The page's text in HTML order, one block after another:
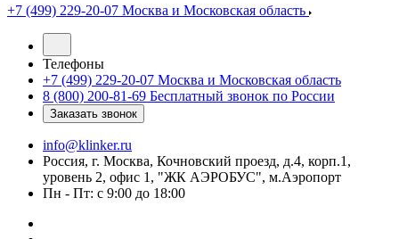
+7 (499) 229-20-07 Москва и Московская область
Телефоны
+7 (499) 229-20-07 Москва и Московская область
8 (800) 200-81-69 Бесплатный звонок по России
Заказать звонок
info@klinker.ru
Россия, г. Москва, Кочновский проезд, д.4, корп.1,
уровень 2, офис 1, "ЖК АЭРОБУС", м.Аэропорт
Пн - Пт: с 9:00 до 18:00